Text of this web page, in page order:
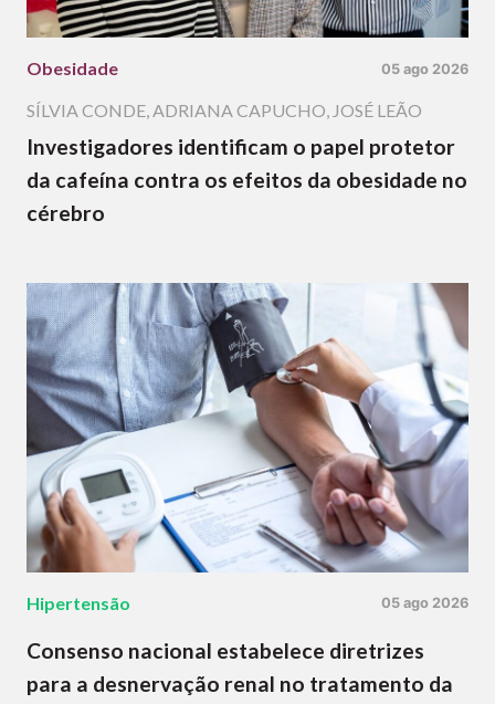
Obesidade 05 ago 2026
SÍLVIA CONDE,ADRIANA CAPUCHO, JOSÉ LEÃO
Investigadores identificam o papel protetor
da cafeína contra os efeitos da obesidade no
cérebro
Hipertensão 05 ago 2026
Consenso nacional estabelece diretrizes
para a desnervação renal no tratamento da